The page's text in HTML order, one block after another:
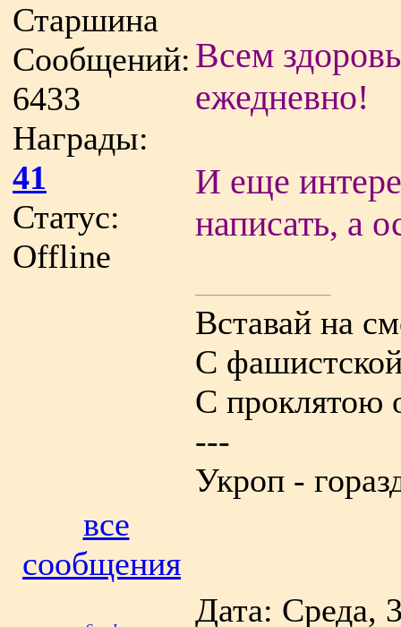
Старшина
Сообщений:
6433
Награды:
41
Статус:
Offline
Всем
ежедневно!
И еще
написать, а
Вставай на
С
С проклятою
---
Укроп -
все
сообщения
Дата: Среда,